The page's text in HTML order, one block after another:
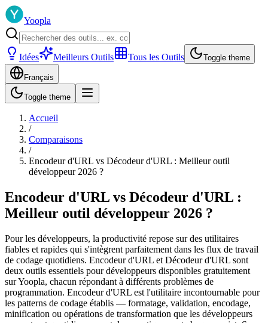
Yoopla
Idées Meilleurs Outils Tous les Outils Toggle theme
Français
Toggle theme
Accueil
/
Comparaisons
/
Encodeur d'URL vs Décodeur d'URL : Meilleur outil
développeur 2026 ?
Encodeur d'URL vs Décodeur d'URL :
Meilleur outil développeur 2026 ?
Pour les développeurs, la productivité repose sur des utilitaires
fiables et rapides qui s'intègrent parfaitement dans les flux de travail
de codage quotidiens. Encodeur d'URL et Décodeur d'URL sont
deux outils essentiels pour développeurs disponibles gratuitement
sur Yoopla, chacun répondant à différents problèmes de
programmation. Encodeur d'URL est l'utilitaire incontournable pour
les patterns de codage établis — formatage, validation, encodage,
minification ou opérations de transformation que les développeurs